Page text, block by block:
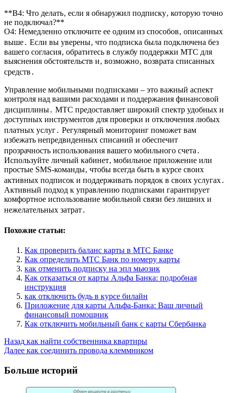
**В4: Что делать‚ если я обнаружил подписку‚ которую точно
не подключал?**
О4: Немедленно отключите ее одним из способов‚ описанных
выше․ Если вы уверены‚ что подписка была подключена без
вашего согласия‚ обратитесь в службу поддержки МТС для
выяснения обстоятельств и‚ возможно‚ возврата списанных
средств․
Управление мобильными подписками – это важный аспект
контроля над вашими расходами и поддержания финансовой
дисциплины․ МТС предоставляет широкий спектр удобных и
доступных инструментов для проверки и отключения любых
платных услуг․ Регулярный мониторинг поможет вам
избежать непредвиденных списаний и обеспечит
прозрачность использования вашего мобильного счета․
Используйте личный кабинет‚ мобильное приложение или
простые SMS-команды‚ чтобы всегда быть в курсе своих
активных подписок и поддерживать порядок в своих услугах․
Активный подход к управлению подписками гарантирует
комфортное использование мобильной связи без лишних и
нежелательных затрат․
Похожие статьи:
Как проверить баланс карты в МТС Банке
Как определить МТС Банк по номеру карты
как отменить подписку на эпл мьюзик
Как отказаться от карты Альфа Банка: подробная
инструкция
как отключить будь в курсе билайн
Приложение для карты Альфа-Банка: Ваш личный
финансовый помощник
Как отключить мобильный банк с карты Сбербанка
Post
Navigation
Назад как найти собственника квартиры
Далее как соединить провода клеммником
Больше историй